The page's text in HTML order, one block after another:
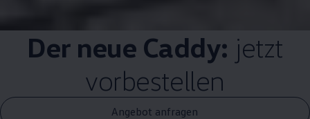
Der neue Caddy: jetzt
vorbestellen
Angebot anfragen